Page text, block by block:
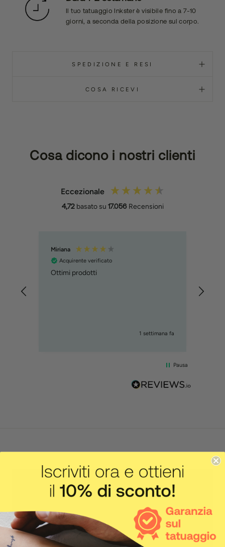
Il tuo tatuaggio Inkster è visibile fino a 7-10
giorni, a seconda della posizione sul corpo.
SPEDIZIONE E RESI
COSA RICEVI
Cosa dicono i nostri clienti
Eccezionale
4,72 basato su 17.056 Recensioni
Miriana
Acquirente verificato
Ottimi prodotti
1 settimana fa
Pausa